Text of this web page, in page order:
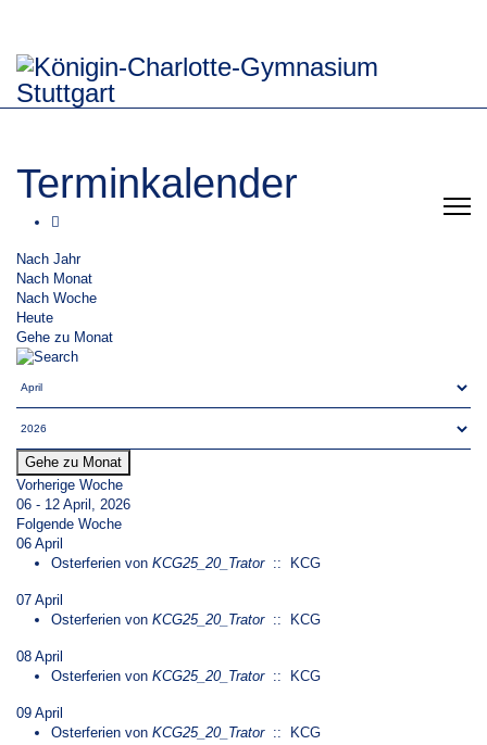
Terminkalender
Nach Jahr
Nach Monat
Nach Woche
Heute
Gehe zu Monat
Gehe zu Monat
Vorherige Woche
06 - 12 April, 2026
Folgende Woche
06 April
Osterferien von KCG25_20_Trator:: KCG
07 April
Osterferien von KCG25_20_Trator:: KCG
08 April
Osterferien von KCG25_20_Trator:: KCG
09 April
Osterferien von KCG25_20_Trator:: KCG